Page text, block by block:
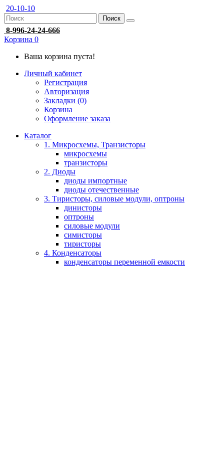
20-10-10
Поиск
8-996-24-24-666
Корзина 0
Ваша корзина пуста!
Личный кабинет
Регистрация
Авторизация
Закладки (0)
Корзина
Оформление заказа
Каталог
1. Микросхемы, Транзисторы
микросхемы
транзисторы
2. Диоды
диоды импортные
диоды отечественные
3. Тиристоры, силовые модули, оптроны
динисторы
оптроны
силовые модули
симисторы
тиристоры
4. Конденсаторы
конденсаторы переменной емкости